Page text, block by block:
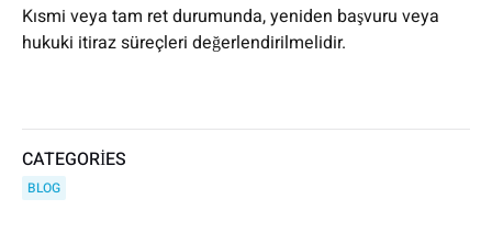
Kısmi veya tam ret durumunda, yeniden başvuru veya
hukuki itiraz süreçleri değerlendirilmelidir.
CATEGORIES
BLOG